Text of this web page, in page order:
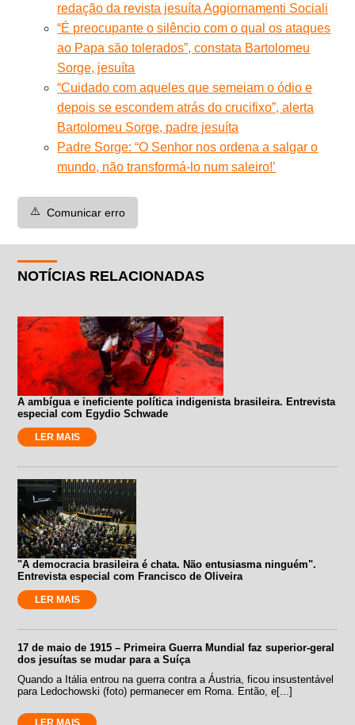
redação da revista jesuíta Aggiornamenti Sociali
“É preocupante o silêncio com o qual os ataques
ao Papa são tolerados”, constata Bartolomeu
Sorge, jesuíta
“Cuidado com aqueles que semeiam o ódio e
depois se escondem atrás do crucifixo”, alerta
Bartolomeu Sorge, padre jesuíta
Padre Sorge: “O Senhor nos ordena a salgar o
mundo, não transformá-lo num saleiro!’
⚠️ Comunicar erro
NOTÍCIAS RELACIONADAS
A ambígua e ineficiente política indigenista brasileira. Entrevista
especial com Egydio Schwade
LER MAIS
"A democracia brasileira é chata. Não entusiasma ninguém".
Entrevista especial com Francisco de Oliveira
LER MAIS
17 de maio de 1915 – Primeira Guerra Mundial faz superior-geral
dos jesuítas se mudar para a Suíça
Quando a Itália entrou na guerra contra a Áustria, ficou insustentável
para Ledochowski (foto) permanecer em Roma. Então, e[...]
LER MAIS